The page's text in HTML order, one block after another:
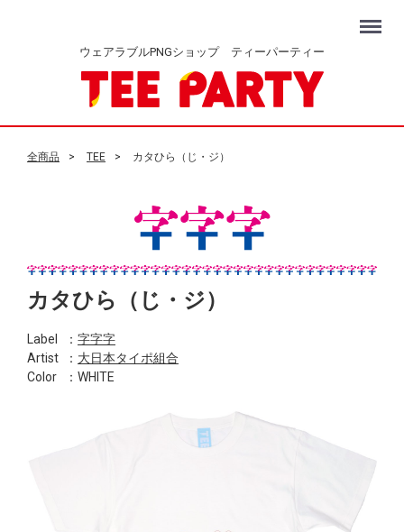
ウェアラブルPNGショップ ティーパーティー
Menu
全商品 TEE カタひら（じ・ジ）
カタひら（じ・ジ）
Label ： 字字字
Artist
： 大日本タイポ組合
Color
：WHITE